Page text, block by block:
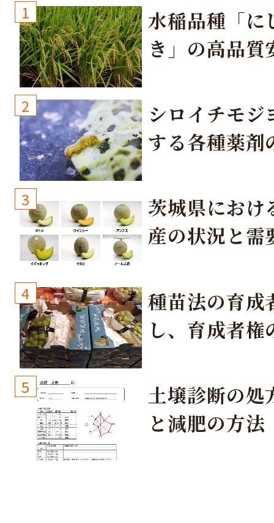
1
水稲品種「に
き」の高品質
2
シロイチモジ
する各種薬剤
3
茨城県におけ
産の状況と需
4
種苗法の育成
し、育成者権
しょう！
5
土壌診断の処
と減肥の方法